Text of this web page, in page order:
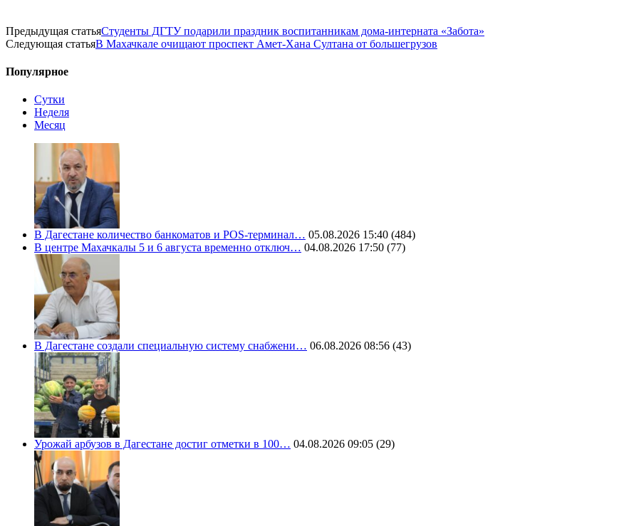
Предыдущая статьяСтуденты ДГТУ подарили праздник воспитанникам дома-интерната «Забота»
Следующая статьяВ Махачкале очищают проспект Амет-Хана Султана от большегрузов
Популярное
Сутки
Неделя
Месяц
В Дагестане количество банкоматов и POS-терминал… 05.08.2026 15:40 (484)
В центре Махачкалы 5 и 6 августа временно отключ… 04.08.2026 17:50 (77)
В Дагестане создали специальную систему снабжени… 06.08.2026 08:56 (43)
Урожай арбузов в Дагестане достиг отметки в 100… 04.08.2026 09:05 (29)